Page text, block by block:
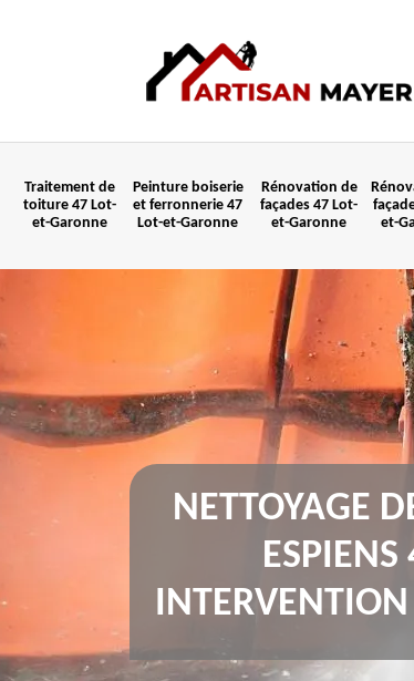
Traitement de
toiture 47 Lot-
et-Garonne
Peinture boiserie
et ferronnerie 47
Lot-et-Garonne
Rénovation de
façades 47 Lot-
et-Garonne
et-
NETTOYAGE